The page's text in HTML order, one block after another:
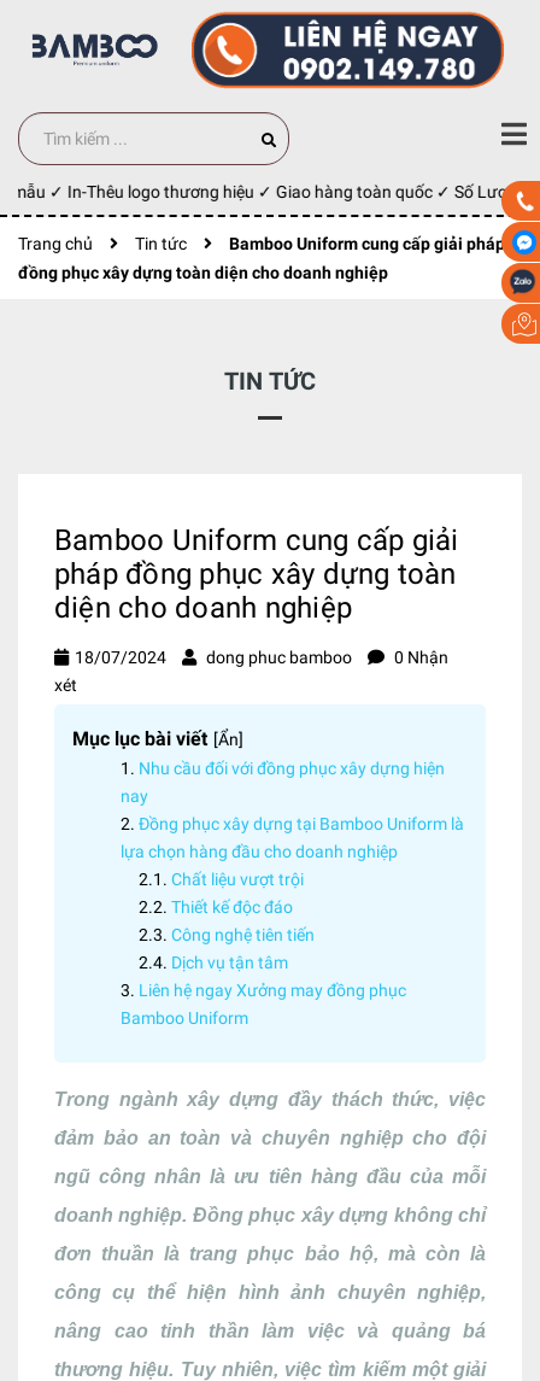
✓ In-Thêu logo thương hiệu ✓ Giao hàng toàn quốc ✓ Số Lượng
Trang chủ Tin tức
Bamboo Uniform cung cấp giải pháp
đồng phục xây dựng toàn diện cho doanh nghiệp
TIN TỨC
Bamboo Uniform cung cấp giải
pháp đồng phục xây dựng toàn
diện cho doanh nghiệp
18/07/2024 dong phuc bamboo
0 Nhận
xét
Mục lục bài viết [Ẩn]
Nhu cầu đối với đồng phục xây dựng hiện
nay
Đồng phục xây dựng tại Bamboo Uniform là
lựa chọn hàng đầu cho doanh nghiệp
Chất liệu vượt trội
Thiết kế độc đáo
Công nghệ tiên tiến
Dịch vụ tận tâm
Liên hệ ngay Xưởng may đồng phục
Bamboo Uniform
Trong ngành xây dựng đầy thách thức, việc
đảm bảo an toàn và chuyên nghiệp cho đội
ngũ công nhân là ưu tiên hàng đầu của mỗi
doanh nghiệp. Đồng phục xây dựng không chỉ
đơn thuần là trang phục bảo hộ, mà còn là
công cụ thể hiện hình ảnh chuyên nghiệp,
nâng cao tinh thần làm việc và quảng bá
thương hiệu. Tuy nhiên, việc tìm kiếm một giải